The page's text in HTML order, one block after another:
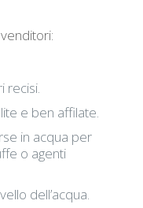
recisi.
e ben affilate.
in acqua per
o agenti
dell’acqua.